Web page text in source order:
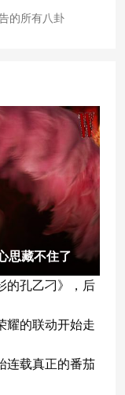
的所有八卦
思藏不住了
的孔乙刁》，后
耀的联动开始走
连载真正的番茄